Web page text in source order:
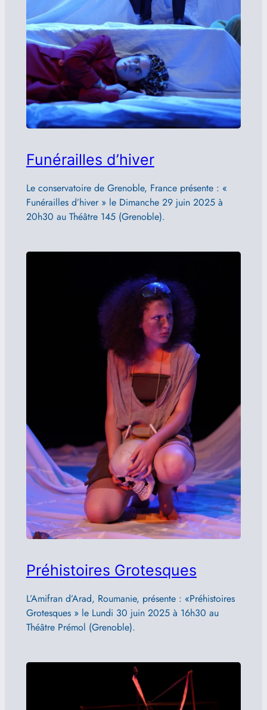
Funérailles d’hiver
Le conservatoire de Grenoble, France présente : «
Funérailles d’hiver » le Dimanche 29 juin 2025 à
20h30 au Théâtre 145 (Grenoble).
Préhistoires Grotesques
L’Amifran d’Arad, Roumanie, présente : «Préhistoires
Grotesques » le Lundi 30 juin 2025 à 16h30 au
Théâtre Prémol (Grenoble).